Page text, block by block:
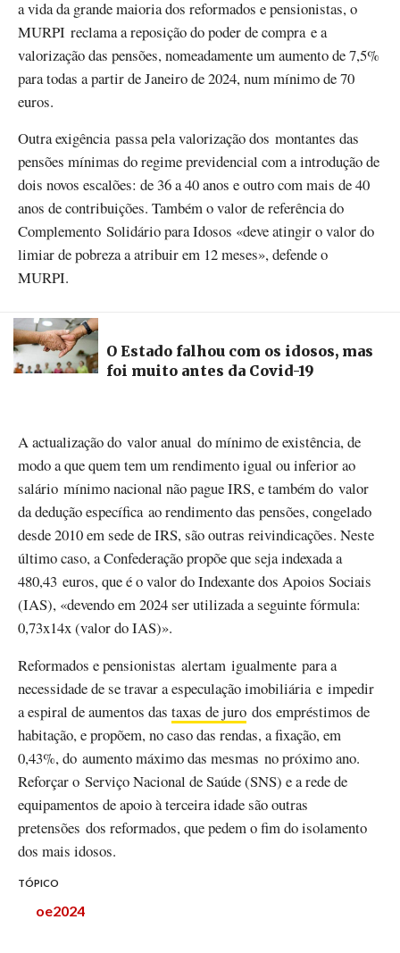
a vida da grande maioria dos reformados e pensionistas, o
MURPI reclama a reposição do poder de compra e a
valorização das pensões, nomeadamente um aumento de 7,5%
para todas a partir de Janeiro de 2024, num mínimo de 70
euros.
Outra exigência passa pela valorização dos montantes das
pensões mínimas do regime previdencial com a introdução de
dois novos escalões: de 36 a 40 anos e outro com mais de 40
anos de contribuições. Também o valor de referência do
Complemento Solidário para Idosos «deveatingiro valor do
limiardepobrezaaatribuirem 12meses», defende o
MURPI.
O Estado falhou com os idosos, mas
foi muito antes da Covid-19
A actualização do valor anual do mínimo de existência, de
modo a que quem tem um rendimento igual ou inferior ao
salário mínimo nacional não pague IRS, e também do valor
da dedução específica ao rendimento das pensões, congelado
desde 2010 em sede de IRS, são outras reivindicações. Neste
último caso, a Confederação propõe que seja indexada a
480,43 euros, que é o valor do Indexante dos Apoios Sociais
(IAS), «devendo em 2024 ser utilizada a seguinte fórmula:
0,73x14x (valor do IAS)».
Reformados e pensionistas alertam igualmente para a
necessidade de se travar a especulação imobiliária e impedir
a espiral de aumentos das taxas de juro dos empréstimos de
habitação, e propõem, no caso das rendas, a fixação, em
0,43%, do aumento máximo das mesmas no próximo ano.
Reforçar o Serviço Nacional de Saúde (SNS) e a rede de
equipamentos de apoio à terceira idade são outras
pretensões dos reformados, que pedem o fim do isolamento
dos mais idosos.
TÓPICO
oe2024